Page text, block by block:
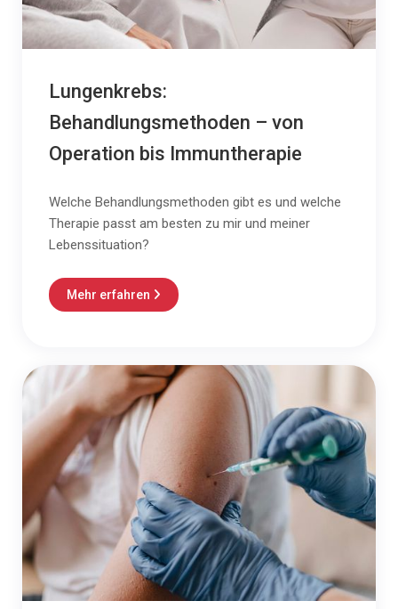
Lungenkrebs:
Behandlungsmethoden – von
Operation bis Immuntherapie
Welche Behandlungsmethoden gibt es und welche
Therapie passt am besten zu mir und meiner
Lebenssituation?
Mehr erfahren 